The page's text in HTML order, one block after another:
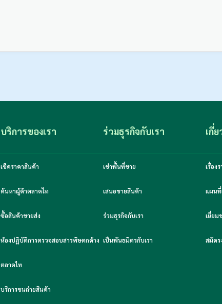
บริการของเรา
เช็คราคาสินค้า
ค้นหาผู้ค้าตลาดไท
ซื้อสินค้าขายส่ง
ห้องปฏิบัติการตรวจสอบสารพิษตกค้าง
ตลาดไท
บริการขนถ่ายสินค้า
ร่วมธุรกิจกับเรา
เช่าพื้นที่ขาย
เสนอขายสินค้า
ร่วมธุรกิจกับเรา
เป็นพันธมิตรกับเรา
เกี่
เรื่อง
แผน
เยี่ยม
สมัคร